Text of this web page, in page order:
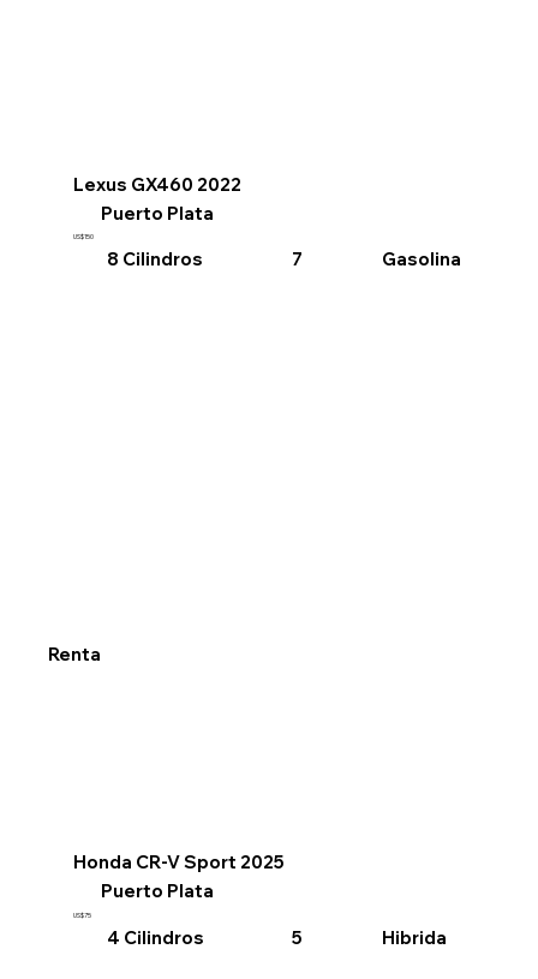
Lexus GX460 2022
Puerto Plata
US$150
8 Cilindros 7 Gasolina
Renta
Honda CR-V Sport 2025
Puerto Plata
US$75
4 Cilindros 5 Hibrida